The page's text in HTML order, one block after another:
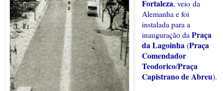
Fortaleza, veioda
Alemanha e foi
instalada para a
inauguração da Praça
da Lagoinha (Praça
Comendador
Teodorico/Praça
Capistrano de Abreu).